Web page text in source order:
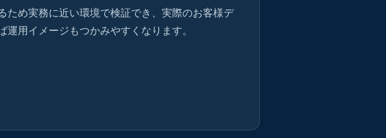
ため実務に近い環境で検証でき、実際のお客様デ
運用イメージもつかみやすくなります。